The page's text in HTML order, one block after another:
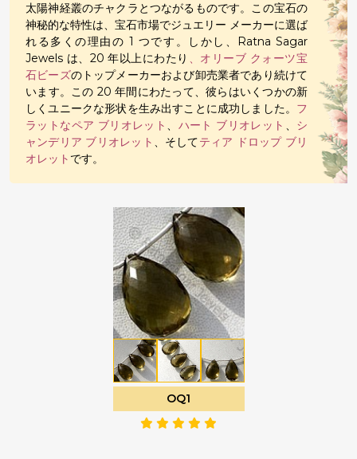
太陽神経叢のチャクラとつながるものです。この宝石の
神秘的な特性は、宝石市場でジュエリー メーカーに選ば
れる多くの理由の 1 つです。しかし、Ratna Sagar
Jewels は、20 年以上にわたり 、オリーブ クォーツ宝
石ビーズのトップメーカーおよび卸売業者であり続けて
います。この 20 年間にわたって、彼らはいくつかの新
しくユニークな形状を生み出すことに成功しました。 フ
ラットなペア ブリオレット 、 ハート ブリオレット 、 シ
ャンデリア ブリオレット 、そしてティア ドロップ ブリ
オレット です。
OQ1